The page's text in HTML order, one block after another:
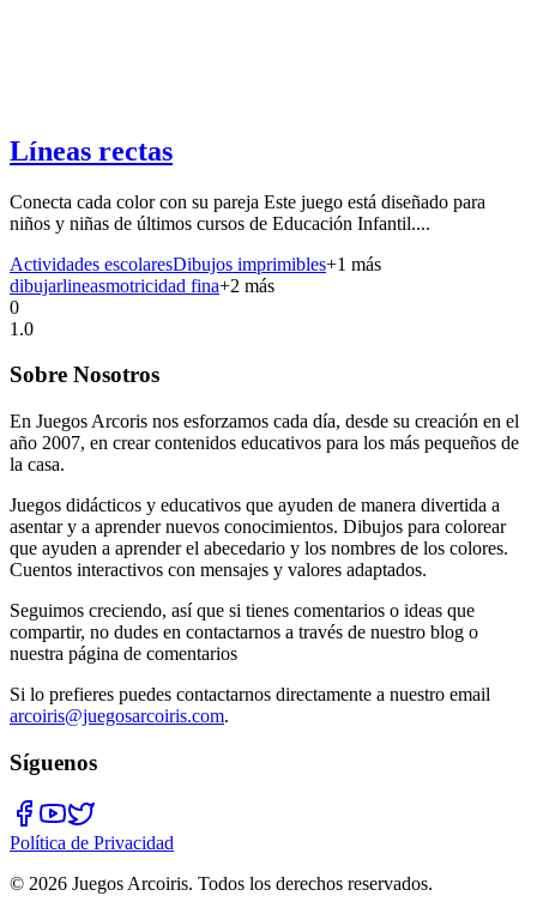
Líneas rectas
Conecta cada color con su pareja Este juego está diseñado para
niños y niñas de últimos cursos de Educación Infantil....
Actividades escolaresDibujos imprimibles+1 más
dibujarlineasmotricidad fina+2 más
0
1.0
Sobre Nosotros
En Juegos Arcoris nos esforzamos cada día, desde su creación en el
año 2007, en crear contenidos educativos para los más pequeños de
la casa.
Juegos didácticos y educativos que ayuden de manera divertida a
asentar y a aprender nuevos conocimientos. Dibujos para colorear
que ayuden a aprender el abecedario y los nombres de los colores.
Cuentos interactivos con mensajes y valores adaptados.
Seguimos creciendo, así que si tienes comentarios o ideas que
compartir, no dudes en contactarnos a través de nuestro blog o
nuestra página de comentarios
Si lo prefieres puedes contactarnos directamente a nuestro email
arcoiris@juegosarcoiris.com.
Síguenos
Política de Privacidad
© 2026 Juegos Arcoiris. Todos los derechos reservados.